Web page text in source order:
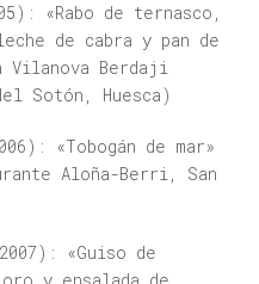
«Rabo de ternasco,
de cabra y pan de
Vilanova Berdaji
Sotón, Huesca)
«Tobogán de mar»
Aloña-Berri, San
«Guiso de